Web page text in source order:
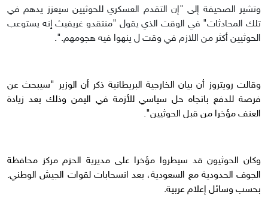
وتشير الصحيفة إلى "إن التقدم العسكري للحوثيين سيعزز يدهم في
تلك المحادثات" في الوقت الذي يقول "منتقدو غريفيث إنه يستوعب
الحوثيين أكثر من اللازم في وقت ل ينهوا فيه هجومهم.".
وقالت رويتروز أن بيان الخارجية البريطانية ذكر أن الوزير "سيبحث عن
فرصة للدفع باتجاه حل سياسي للأزمة في اليمن وذلك بعد زيادة
العنف مؤخرا من قبل الحوثيين".
وكان الحوثيون قد سيطروا مؤخرا على مديرية الحزم مركز محافظة
الجوف الحدودية مع السعودية، بعد انسحابات لقوات الجيش الوطني.
بحسب وسائل إعلام عربية.